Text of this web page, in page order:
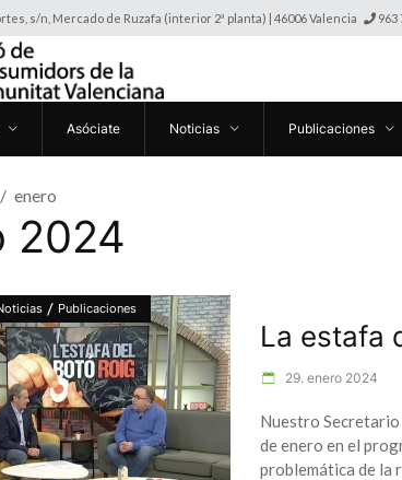
s/n, Mercado de Ruzafa (interior 2ª planta) | 46006 Valencia 963
Asóciate Noticias Publicaciones
enero
2024
/ Publicaciones
La estafa
29. enero 2024
Nuestro
de enero en el
problemática de la